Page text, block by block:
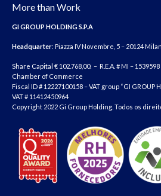
More than Work
GI GROUP HOLDING S.P.A
Headquarter: Piazza IV Novembre, 5 – 20124
Share Capital € 102.768,00. – R.E.A. # MI –
Chamber of Commerce
Fiscal ID # 12227100158 – VAT group “GI GROUP
VAT # 11412450964
Copyright 2022 Gi Group Holding. Todos os